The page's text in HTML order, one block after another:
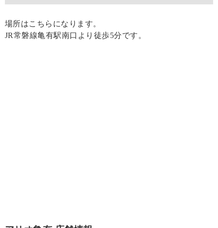
場所はこちらになります。
JR常磐線亀有駅南口より徒歩5分です。